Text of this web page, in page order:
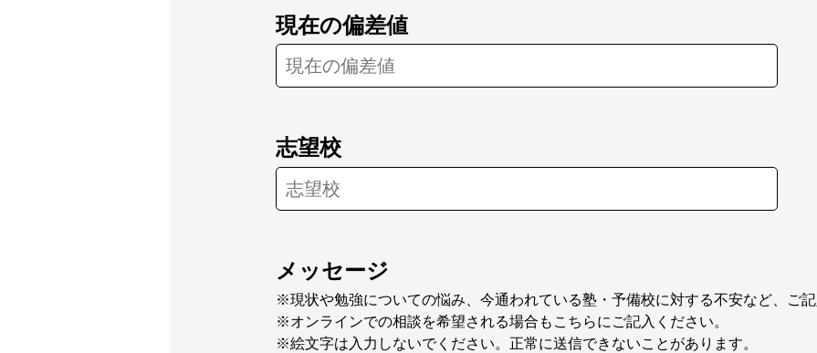
現在の偏差値
志望校
メッセージ
※現状や勉強についての悩み、今通われている塾・予備校に対する不安など、ご記
※オンラインでの相談を希望される場合もこちらにご記入ください。
※絵文字は入力しないでください。正常に送信できないことがあります。